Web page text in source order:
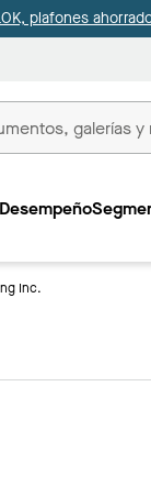
plafones
Desempeño
Inc.